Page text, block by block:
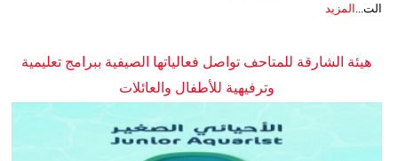
الت...
المزيد
هيئة الشارقة للمتاحف تواصل فعالياتها الصيفية ببرامج تعليمية
وترفيهية للأطفال والعائلات